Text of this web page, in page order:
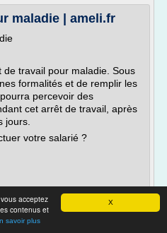
X
acceptez
contenus et
savoir plus
maladie | ameli.fr
travail pour maladie. Sous
formalités et de remplir les
percevoir des
cet arrêt de travail, après
jours.
votre salarié ?
conge maternite apres